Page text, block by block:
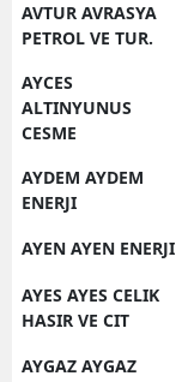
AVTUR AVRASYA
PETROL VE TUR.
AYCES
ALTINYUNUS
CESME
AYDEM AYDEM
ENERJI
AYEN AYEN ENERJI
AYES AYES CELIK
HASIR VE CIT
AYGAZ AYGAZ